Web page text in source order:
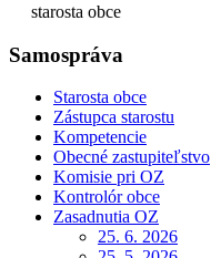
starosta obce
Samospráva
Starosta obce
Zástupca starostu
Kompetencie
Obecné zastupiteľstvo
Komisie pri OZ
Kontrolór obce
Zasadnutia OZ
25. 6. 2026